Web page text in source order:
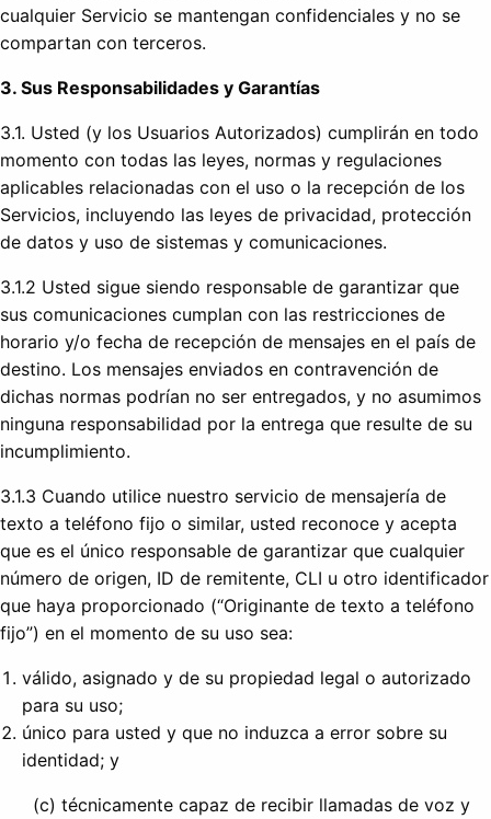
cualquier Servicio se mantengan confidenciales y no se
compartan con terceros.
3. Sus Responsabilidades y Garantías
3.1. Usted (y los Usuarios Autorizados) cumplirán en todo
momento con todas las leyes, normas y regulaciones
aplicables relacionadas con el uso o la recepción de los
Servicios, incluyendo las leyes de privacidad, protección
de datos y uso de sistemas y comunicaciones.
3.1.2 Usted sigue siendo responsable de garantizar que
sus comunicaciones cumplan con las restricciones de
horario y/o fecha de recepción de mensajes en el país de
destino. Los mensajes enviados en contravención de
dichas normas podrían no ser entregados, y no asumimos
ninguna responsabilidad por la entrega que resulte de su
incumplimiento.
3.1.3 Cuando utilice nuestro servicio de mensajería de
texto a teléfono fijo o similar, usted reconoce y acepta
que es el único responsable de garantizar que cualquier
número de origen, ID de remitente, CLI u otro identificador
que haya proporcionado (“Originante de texto a teléfono
fijo”) en el momento de su uso sea:
válido, asignado y de su propiedad legal o autorizado
para su uso;
único para usted y que no induzca a error sobre su
identidad; y
(c) técnicamente capaz de recibir llamadas de voz y